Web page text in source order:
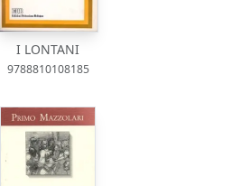
I LONTANI
9788810108185